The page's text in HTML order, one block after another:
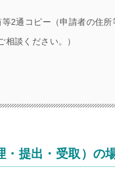
2通コピー（申請者の住
談ください。）
・提出・受取）の